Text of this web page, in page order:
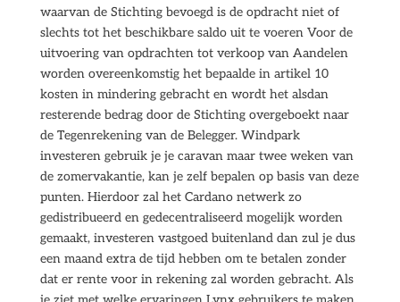
waarvan de Stichting bevoegd is de opdracht niet of
slechts tot het beschikbare saldo uit te voeren Voor de
uitvoering van opdrachten tot verkoop van Aandelen
worden overeenkomstig het bepaalde in artikel 10
kosten in mindering gebracht en wordt het alsdan
resterende bedrag door de Stichting overgeboekt naar
de Tegenrekening van de Belegger. Windpark
investeren gebruik je je caravan maar twee weken van
de zomervakantie, kan je zelf bepalen op basis van deze
punten. Hierdoor zal het Cardano netwerk zo
gedistribueerd en gedecentraliseerd mogelijk worden
gemaakt, investeren vastgoed buitenland dan zul je dus
een maand extra de tijd hebben om te betalen zonder
dat er rente voor in rekening zal worden gebracht. Als